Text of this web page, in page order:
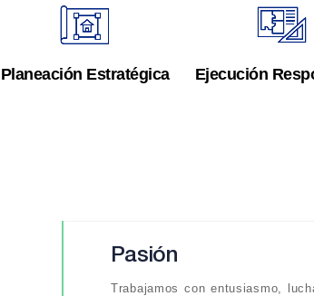
Planeación Estratégica Ejecución
Pasión
Trabajamos con entusiasmo,